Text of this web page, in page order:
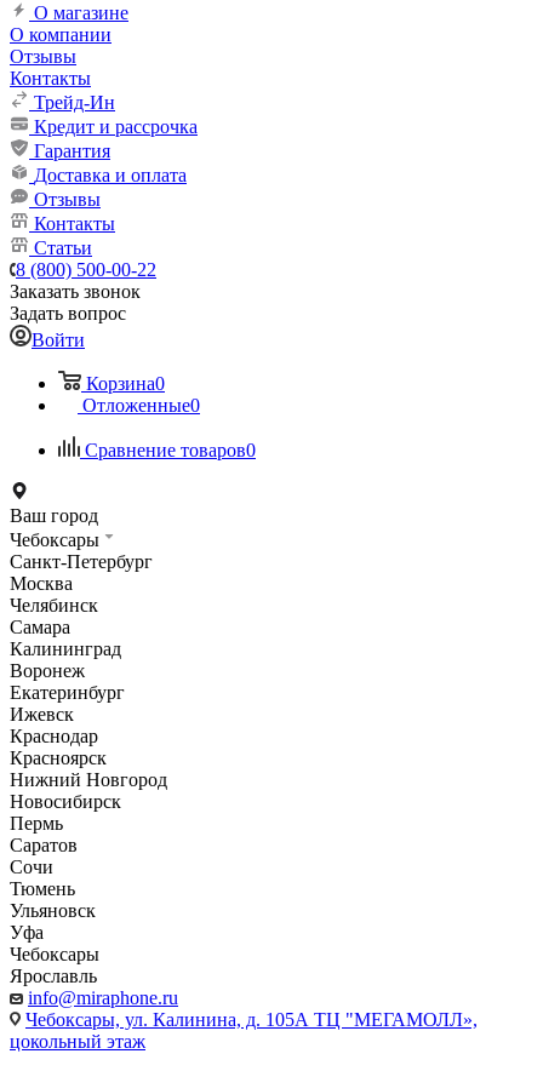
О магазине
О компании
Отзывы
Контакты
Трейд-Ин
Кредит и рассрочка
Гарантия
Доставка и оплата
Отзывы
Контакты
Статьи
8 (800) 500-00-22
Заказать звонок
Задать вопрос
Войти
Корзина0
Отложенные0
Сравнение товаров0
Ваш город
Чебоксары
Санкт-Петербург
Москва
Челябинск
Самара
Калининград
Воронеж
Екатеринбург
Ижевск
Краснодар
Красноярск
Нижний Новгород
Новосибирск
Пермь
Саратов
Сочи
Тюмень
Ульяновск
Уфа
Чебоксары
Ярославль
info@miraphone.ru
Чебоксары, ул. Калинина, д. 105А ТЦ "МЕГАМОЛЛ»,
цокольный этаж